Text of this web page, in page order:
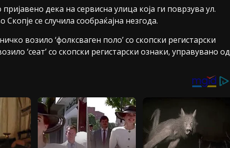
дека на сервисна улица која ги поврзува ул.
се случила сообраќајна незгода.
возило ‘фолксваген поло’ со скопски регистарски
‘сеат’ со скопски регистарски ознаки, управувано од